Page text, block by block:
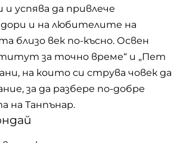
успява да привлече
и на любителите на
близо век по-късно. Освен
за точно време“ и „Пет
на които си струва човек да
за да разбере по-добре
на Танпънар.